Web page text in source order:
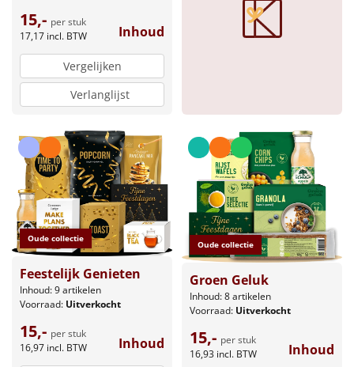
15,- per stuk
17,17 incl. BTW Inhoud
Vergelijken
Verlanglijst
Oude collectie
Feestelijk Genieten
Inhoud: 9 artikelen
Voorraad: Uitverkocht
15,- per stuk
16,97 incl. BTW Inhoud
Oude collectie
Groen Geluk
Inhoud: 8 artikelen
Voorraad: Uitverkocht
15,- per stuk
16,93 incl. BTW Inhoud